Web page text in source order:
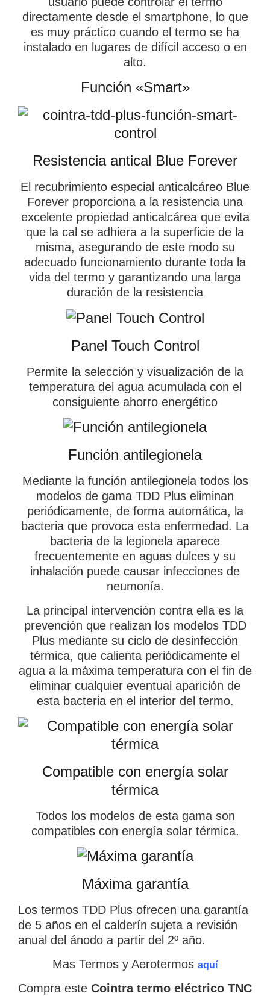
CATEGORIAS
directamente desde el smartphone, lo que
es muy práctico cuando el termo se ha
instalado en lugares de difícil acceso o en
alto.
Función «Smart»
Resistencia antical Blue Forever
El recubrimiento especial anticalcáreo Blue
Forever proporciona a la resistencia una
excelente propiedad anticalcárea que evita
que la cal se adhiera a la superficie de la
misma, asegurando de este modo su
adecuado funcionamiento durante toda la
vida del termo y garantizando una larga
duración de la resistencia
Panel Touch Control
Permite la selección y visualización de la
temperatura del agua acumulada con el
consiguiente ahorro energético
Función antilegionela
Mediante la función antilegionela todos los
modelos de gama TDD Plus eliminan
periódicamente, de forma automática, la
bacteria que provoca esta enfermedad. La
bacteria de la legionela aparece
frecuentemente en aguas dulces y su
inhalación puede causar infecciones de
neumonía.
La principal intervención contra ella es la
prevención que realizan los modelos TDD
Plus mediante su ciclo de desinfección
térmica, que calienta periódicamente el
agua a la máxima temperatura con el fin de
eliminar cualquier eventual aparición de
esta bacteria en el interior del termo.
Compatible con energía solar
térmica
Todos los modelos de esta gama son
compatibles con energía solar térmica.
Máxima garantía
Los termos TDD Plus ofrecen una garantía
de 5 años en el calderín sujeta a revisión
anual del ánodo a partir del 2º año.
Mas Termos y Aerotermos aquí
Compra este Cointra termo eléctrico TNC